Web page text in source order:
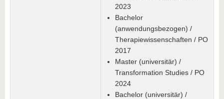
2023
Bachelor
(anwendungsbezogen) /
Therapiewissenschaften / PO
2017
Master (universitär) /
Transformation Studies / PO
2024
Bachelor (universitär) /